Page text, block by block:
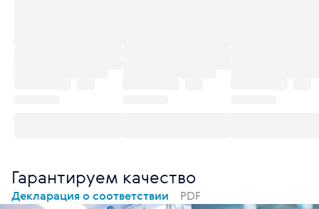
Гарантируем качество
Декларация о соответствии PDF